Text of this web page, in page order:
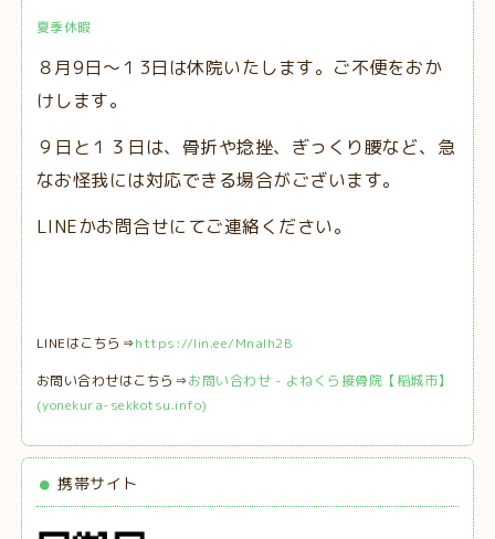
夏季休暇
８月9日～１3日は休院いたします。ご不便をおか
けします。
９日と１３日は、 骨折や捻挫、ぎっくり腰など、急
なお怪我には対応できる場合がございます。
LINEかお問合せにてご連絡ください。
LINEはこちら⇒https://lin.ee/MnaIh2B
お問い合わせはこちら⇒お問い合わせ - よねくら接骨院【稲城市】
(yonekura-sekkotsu.info)
携帯サイト